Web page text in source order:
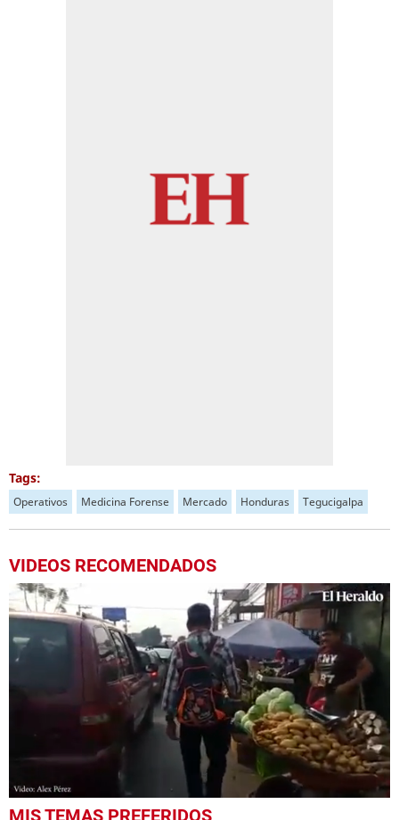
Tags:
Operativos Medicina Forense Mercado Honduras Tegucigalpa
VIDEOS RECOMENDADOS
MIS TEMAS PREFERIDOS